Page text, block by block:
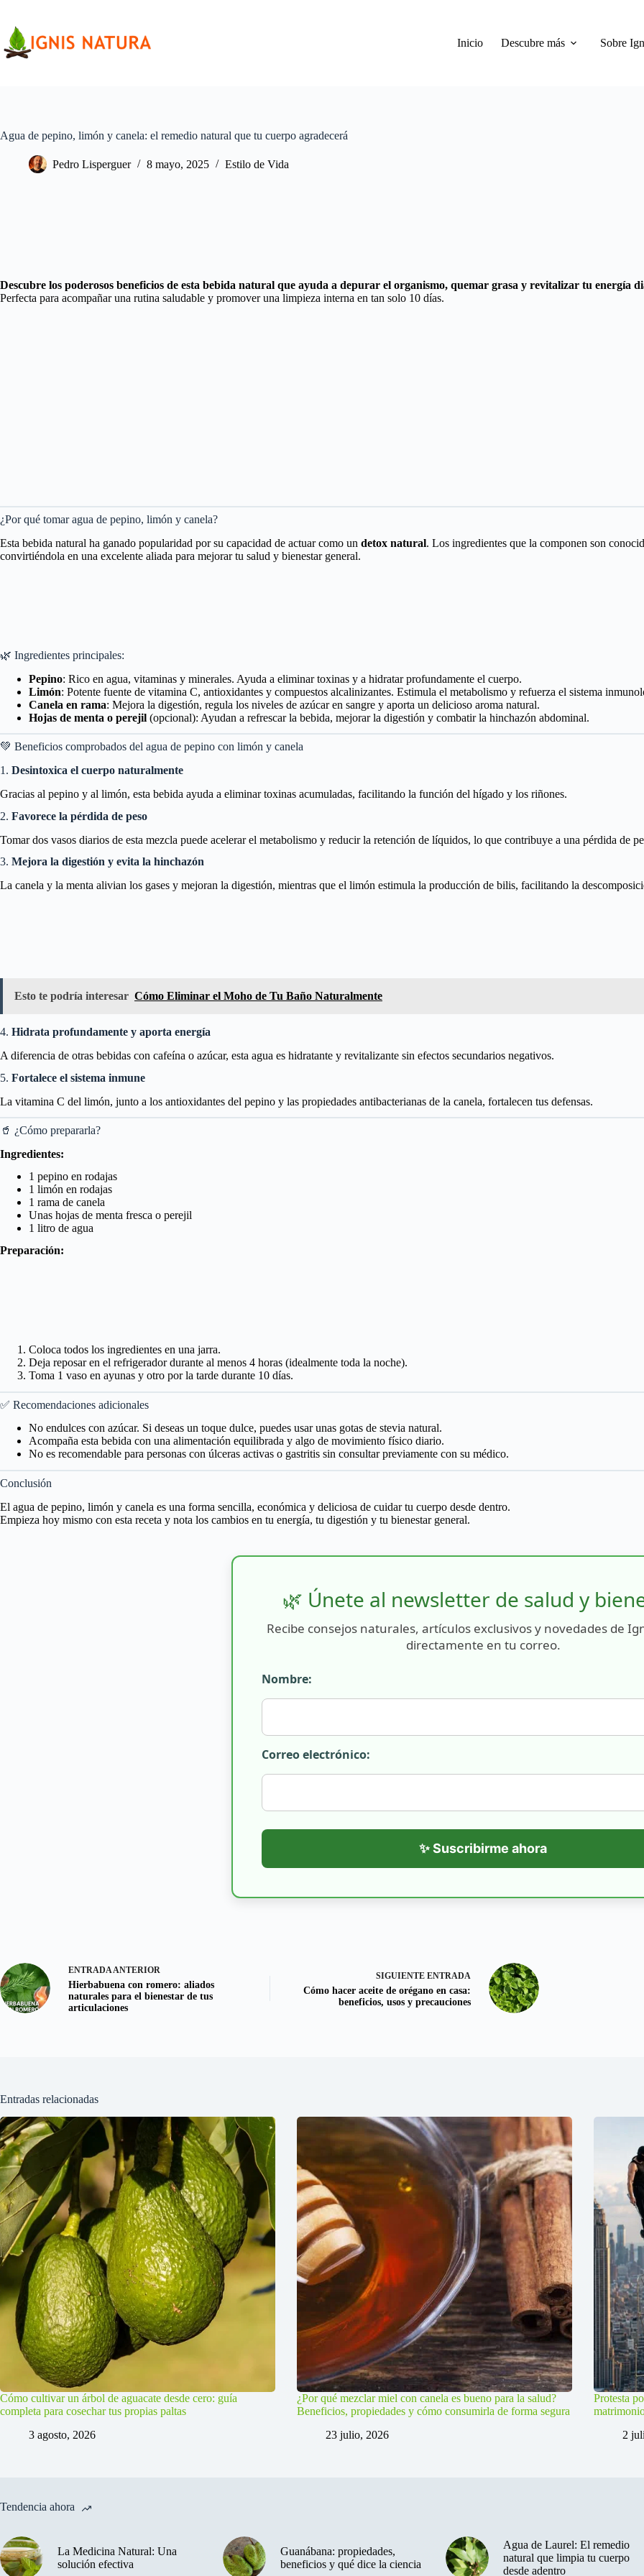
contenido
Inicio
Descubre más Sobre
Agua de pepino, limón y canela: el remedio natural que tu cuerpo agradecerá
Pedro Lisperguer 8 mayo, 2025 Estilo de Vida
Descubre los poderosos beneficios de esta bebida natural que ayuda a depurar el organismo, quemar grasa y revitalizar tu energía
Perfecta para acompañar una rutina saludable y promover una limpieza interna en tan solo 10 días.
¿Por qué tomar agua de pepino, limón y canela?
Esta bebida natural ha ganado popularidad por su capacidad de actuar como un detox natural. Los ingredientes que la componen son
convirtiéndola en una excelente aliada para mejorar tu salud y bienestar general.
🌿 Ingredientes principales:
Pepino: Rico en agua, vitaminas y minerales. Ayuda a eliminar toxinas y a hidratar profundamente el cuerpo.
Limón: Potente fuente de vitamina C, antioxidantes y compuestos alcalinizantes. Estimula el metabolismo y refuerza el sistema
Canela en rama: Mejora la digestión, regula los niveles de azúcar en sangre y aporta un delicioso aroma natural.
Hojas de menta o perejil (opcional): Ayudan a refrescar la bebida, mejorar la digestión y combatir la hinchazón abdominal.
💚 Beneficios comprobados del agua de pepino con limón y canela
1. Desintoxica el cuerpo naturalmente
Gracias al pepino y al limón, esta bebida ayuda a eliminar toxinas acumuladas, facilitando la función del hígado y los riñones.
2. Favorece la pérdida de peso
Tomar dos vasos diarios de esta mezcla puede acelerar el metabolismo y reducir la retención de líquidos, lo que contribuye a una pérdida de
3. Mejora la digestión y evita la hinchazón
La canela y la menta alivian los gases y mejoran la digestión, mientras que el limón estimula la producción de bilis, facilitando la
Esto te podría interesar Cómo Eliminar el Moho de Tu Baño Naturalmente
4. Hidrata profundamente y aporta energía
A diferencia de otras bebidas con cafeína o azúcar, esta agua es hidratante y revitalizante sin efectos secundarios negativos.
5. Fortalece el sistema inmune
La vitamina C del limón, junto a los antioxidantes del pepino y las propiedades antibacterianas de la canela, fortalecen tus defensas.
🥤 ¿Cómo prepararla?
Ingredientes:
1 pepino en rodajas
1 limón en rodajas
1 rama de canela
Unas hojas de menta fresca o perejil
1 litro de agua
Preparación:
Coloca todos los ingredientes en una jarra.
Deja reposar en el refrigerador durante al menos 4 horas (idealmente toda la noche).
Toma 1 vaso en ayunas y otro por la tarde durante 10 días.
✅ Recomendaciones adicionales
No endulces con azúcar. Si deseas un toque dulce, puedes usar unas gotas de stevia natural.
Acompaña esta bebida con una alimentación equilibrada y algo de movimiento físico diario.
No es recomendable para personas con úlceras activas o gastritis sin consultar previamente con su médico.
Conclusión
El agua de pepino, limón y canela es una forma sencilla, económica y deliciosa de cuidar tu cuerpo desde dentro.
Empieza hoy mismo con esta receta y nota los cambios en tu energía, tu digestión y tu bienestar general.
🌿 Únete al newsletter de salud y
Recibe consejos naturales, artículos exclusivos y novedades de
directamente en tu correo.
Nombre:
Correo electrónico:
✨ Suscribirme ahora
ENTRADAANTERIOR
Hierbabuena con romero: aliados
naturales para el bienestar de tus
articulaciones
SIGUIENTE ENTRADA
Cómo hacer aceite de orégano en casa:
beneficios, usos y precauciones
Entradas relacionadas
Cómo cultivar un árbol de aguacate desde cero: guía
completa para cosechar tus propias paltas
3 agosto, 2026
¿Por qué mezclar miel con canela es bueno para la salud?
Beneficios, propiedades y cómo consumirla de forma segura
23 julio, 2026
Protesta
2
Tendencia ahora
La Medicina Natural: Una
solución efectiva
Guanábana: propiedades,
beneficios y qué dice la ciencia
Agua de Laurel: El remedio
natural que limpia tu cuerpo
desde adentro